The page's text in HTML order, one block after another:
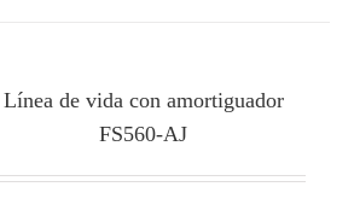
Línea de vida con amortiguador
FS560-AJ